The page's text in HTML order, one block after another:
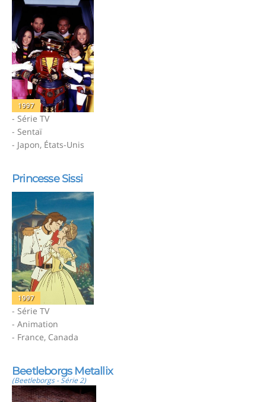
1997
- Série TV
- Sentaï
- Japon, États-Unis
Princesse Sissi
1997
- Série TV
- Animation
- France, Canada
Beetleborgs Metallix
(Beetleborgs - Série 2)